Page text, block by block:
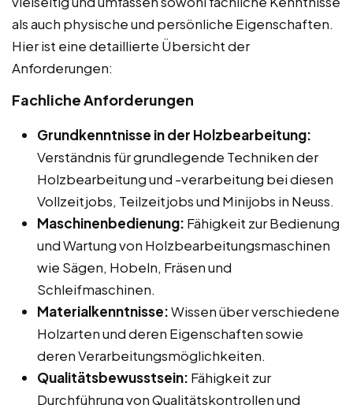
als auch physische und persönliche Eigenschaften.
Hier ist eine detaillierte Übersicht der
Anforderungen:
Fachliche Anforderungen
Grundkenntnisse in der Holzbearbeitung:
Verständnis für grundlegende Techniken der
Holzbearbeitung und -verarbeitung bei diesen
Vollzeitjobs, Teilzeitjobs und Minijobs in Neuss.
Maschinenbedienung: Fähigkeit zur Bedienung
und Wartung von Holzbearbeitungsmaschinen
wie Sägen, Hobeln, Fräsen und
Schleifmaschinen.
Materialkenntnisse:Wissen über verschiedene
Holzarten und deren Eigenschaften sowie
deren Verarbeitungsmöglichkeiten.
Qualitätsbewusstsein: Fähigkeit zur
Durchführung von Qualitätskontrollen und